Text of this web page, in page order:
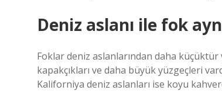
Deniz aslanı ile fok
Foklar deniz aslanlarından daha
kapakçıkları ve daha büyük yüzgeçleri
Kaliforniya deniz aslanları ise koyu